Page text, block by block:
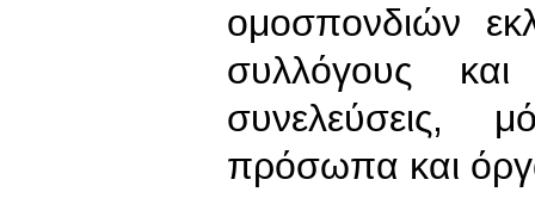
ομοσπονδιών
συλλόγους και
συνελεύσεις,
πρόσωπα και